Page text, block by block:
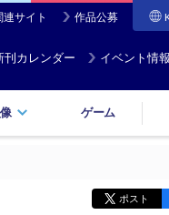
連サイト 作品公募
刊カレンダー イベント情報
ゲーム
ポスト